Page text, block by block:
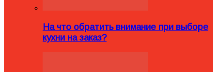
На что обратить внимание при выборе
кухни на заказ?